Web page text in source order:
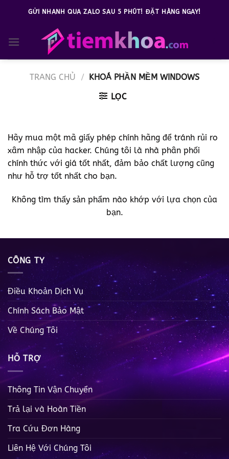
dung
GỬI NHANH QUA ZALO SAU 5 PHÚT! ĐẶT HÀNG NGAY!
TRANG CHỦ / KHOÁ PHẦN MỀM WINDOWS
LỌC
Hãy mua một mã giấy phép chính hãng để tránh rủi ro
xâm nhập của hacker. Chúng tôi là nhà phân phối
chính thức với giá tốt nhất, đảm bảo chất lượng cũng
như hỗ trợ tốt nhất cho bạn.
Không tìm thấy sản phẩm nào khớp với lựa chọn của
bạn.
CÔNG TY
Điều Khoản Dịch Vụ
Chính Sách Bảo Mật
Về Chúng Tôi
HỖ TRỢ
Thông Tin Vận Chuyển
Trả lại và Hoàn Tiền
Tra Cứu Đơn Hàng
Liên Hệ Với Chúng Tôi